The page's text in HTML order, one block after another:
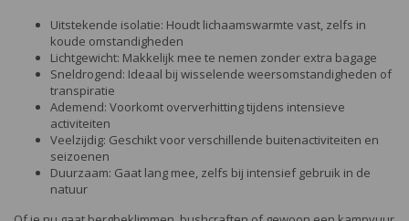
Uitstekende isolatie: Houdt lichaamswarmte vast, zelfs in
koude omstandigheden
Lichtgewicht: Makkelijk mee te nemen zonder extra bagage
Sneldrogend: Ideaal bij wisselende weersomstandigheden of
transpiratie
Ademend: Voorkomt oververhitting tijdens intensieve
activiteiten
Veelzijdig: Geschikt voor verschillende buitenactiviteiten en
seizoenen
Duurzaam: Gaat lang mee, zelfs bij intensief gebruik in de
natuur